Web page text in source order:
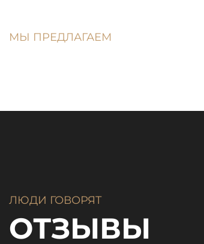
МЫ ПРЕДЛАГАЕМ
ЛЮДИ ГОВОРЯТ
ОТЗЫВЫ